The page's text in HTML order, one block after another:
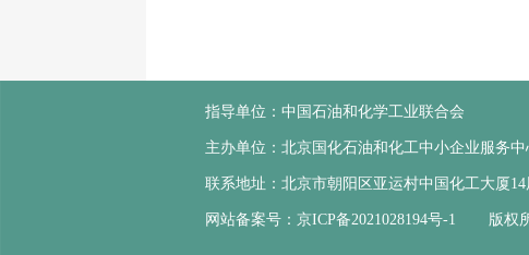
指导单位：中国石油和化学工业联合会
主办单位：北京国化石油和化工中小企业服务中
联系地址：北京市朝阳区亚运村中国化工大厦14
网站备案号：京ICP备2021028194号-1 版权